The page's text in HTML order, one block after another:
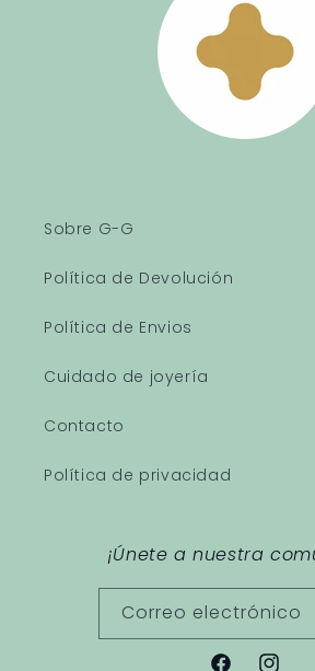
Sobre G-G
Política de Devolución
Política de Envios
Cuidado de joyería
Contacto
Política de privacidad
¡Únete a nuestra
Correo electrónico